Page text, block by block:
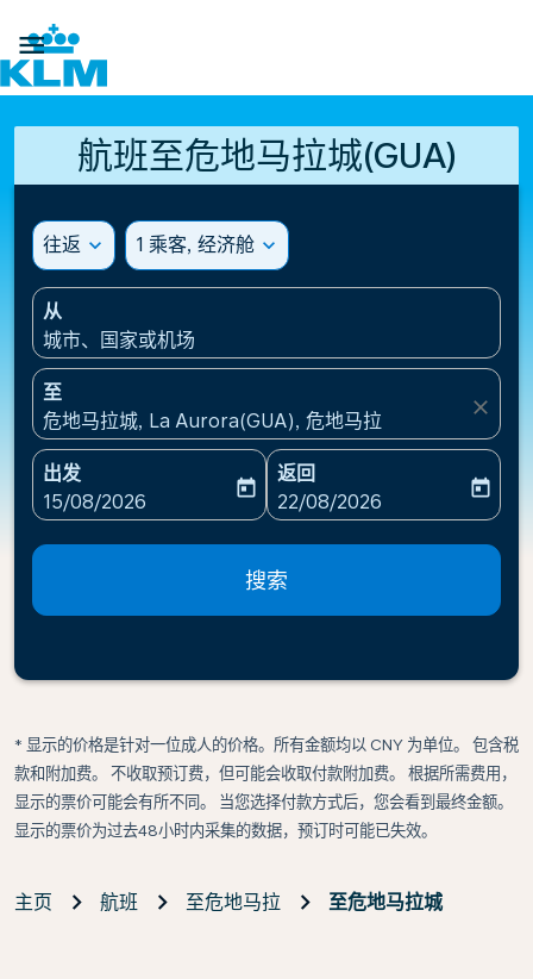

航班至危地马拉城(GUA)
往返 expand_more 1 乘客, 经济舱 expand_more
从
城市、国家或机场
至
危地马拉城, La Aurora(GUA), 危地马拉
close
出发
fc-booking-departure-date-aria-label
15/08/2026
today
返回
fc-booking-return-date-
22/08/2026
today
搜索
* 显示的价格是针对一位成人的价格。所有金额均以 CNY 为单位。 包含税
款和附加费。 不收取预订费，但可能会收取付款附加费。 根据所需费用，
显示的票价可能会有所不同。 当您选择付款方式后，您会看到最终金额。
显示的票价为过去48小时内采集的数据，预订时可能已失效。
主页 航班 至危地马拉 至危地马拉城